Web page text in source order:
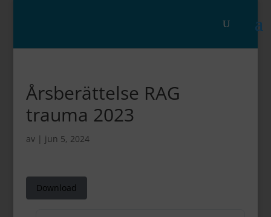
Årsberättelse RAG
trauma 2023
av | jun 5, 2024
Download